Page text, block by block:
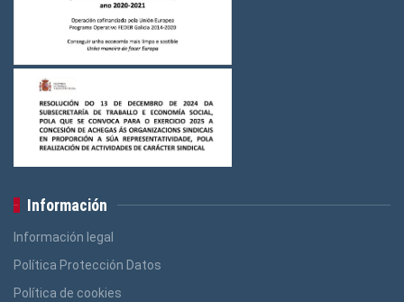
Información
Información legal
Política Protección Datos
Política de cookies